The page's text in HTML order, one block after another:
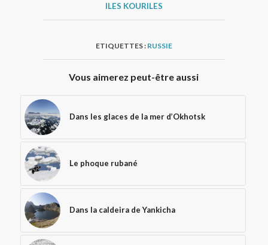
ILES KOURILES
ETIQUETTES : RUSSIE
Vous aimerez peut-être aussi
Dans les glaces de la mer d’Okhotsk
Le phoque rubané
Dans la caldeira de Yankicha